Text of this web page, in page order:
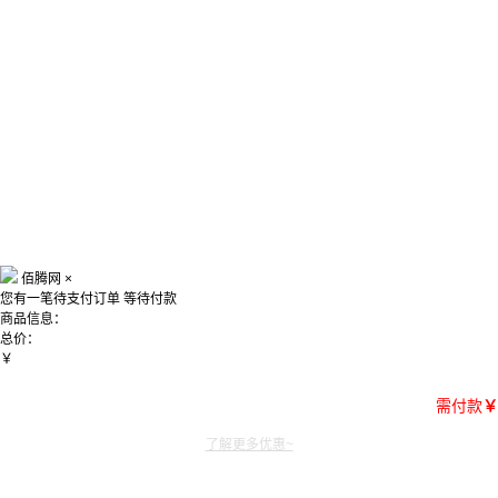
佰腾网 ×
您有一笔待支付订单 等待付款
商品信息：
总价：
￥
需付款￥
了解更多优惠~